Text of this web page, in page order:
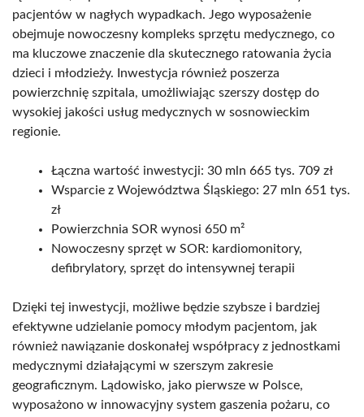
pacjentów w nagłych wypadkach. Jego wyposażenie
obejmuje nowoczesny kompleks sprzętu medycznego, co
ma kluczowe znaczenie dla skutecznego ratowania życia
dzieci i młodzieży. Inwestycja również poszerza
powierzchnię szpitala, umożliwiając szerszy dostęp do
wysokiej jakości usług medycznych w sosnowieckim
regionie.
Łączna wartość inwestycji: 30 mln 665 tys. 709 zł
Wsparcie z Województwa Śląskiego: 27 mln 651 tys.
zł
Powierzchnia SOR wynosi 650 m²
Nowoczesny sprzęt w SOR: kardiomonitory,
defibrylatory, sprzęt do intensywnej terapii
Dzięki tej inwestycji, możliwe będzie szybsze i bardziej
efektywne udzielanie pomocy młodym pacjentom, jak
również nawiązanie doskonałej współpracy z jednostkami
medycznymi działającymi w szerszym zakresie
geograficznym. Lądowisko, jako pierwsze w Polsce,
wyposażono w innowacyjny system gaszenia pożaru, co